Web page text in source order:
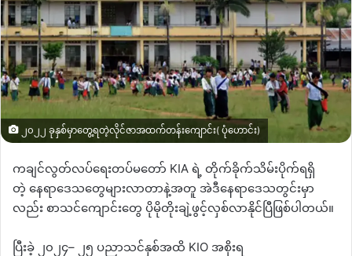
၂၀၂၂ ခုနှစ်မှာတွေ့ရတဲ့လိုင်ဇာအထက်တန်းကျောင်း( ပုံဟောင်း)
ကချင်လွတ်လပ်ရေးတပ်မတော် KIA ရဲ့ တိုက်ခိုက်သိမ်းပိုက်ရရှိ
တဲ့ နေရာဒေသတွေများလာတာနဲ့အတူ အဲဒီနေရာဒေသတွင်းမှာ
လည်း စာသင်ကျောင်းတွေ ပိုမိုတိုးချဲ့ဖွင့်လှစ်လာနိုင်ပြီဖြစ်ပါတယ်။
ပြီးခဲ့ ၂၀၂၄– ၂၅ ပညာသင်နှစ်အထိ KIO အစိုးရ